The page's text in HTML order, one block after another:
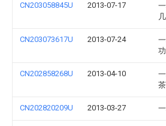
CN203058845U 2013-07-17
几
CN203073617U 2013-07-24
CN202858268U 2013-04-10
CN202820209U 2013-03-27